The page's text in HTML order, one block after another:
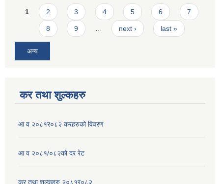
Pages
1 2 3 4 5 6 7
8 9 next › last »
अन्य
कर तथा शुल्कहरु
आ व २०८१र०८२ करहरुको विवरण
आ व २०८१/०८२को दर रेट
कर तथा शुल्कहरु २०८१र०८२